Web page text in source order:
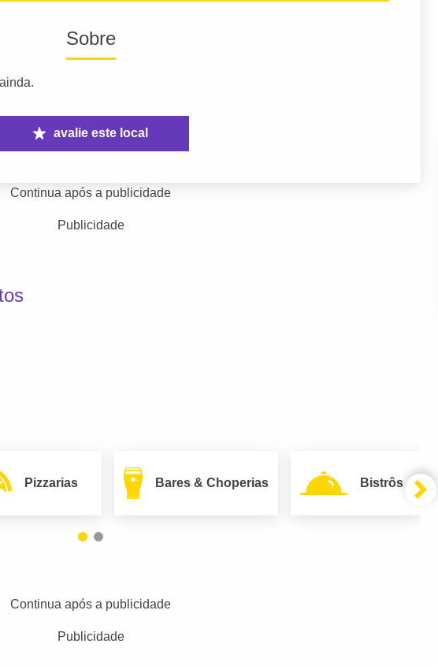
Sobre
avalie este local
Continua após a publicidade
Publicidade
Pizzarias Bares & Choperias Bistrôs
Continua após a publicidade
Publicidade